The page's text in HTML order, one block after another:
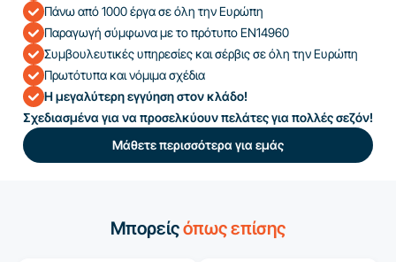
Πάνω από 1000 έργα σε όλη την Ευρώπη
Παραγωγή σύμφωνα με το πρότυπο EN14960
Συμβουλευτικές υπηρεσίες και σέρβις σε όλη την Ευρώπη
Πρωτότυπα και νόμιμα σχέδια
Η μεγαλύτερη εγγύηση στον κλάδο!
Σχεδιασμένα για να προσελκύουν πελάτες για πολλές σεζόν!
Μάθετε περισσότερα για εμάς
Μπορείςόπως επίσης